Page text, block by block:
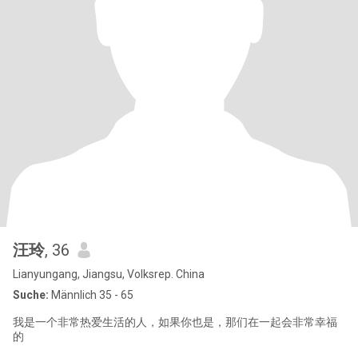
汪玲, 36
Lianyungang, Jiangsu, Volksrep. China
Suche: Männlich 35 - 65
我是一个非常热爱生活的人，如果你也是，那们在一起会非常幸福
的